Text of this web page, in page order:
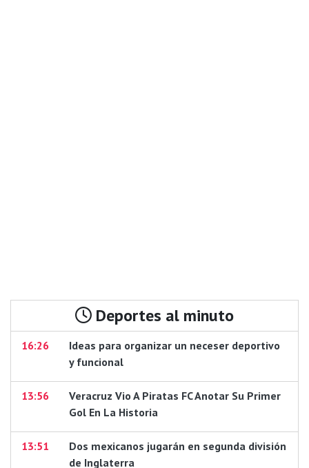
Deportes al minuto
16:26
Ideas para organizar un neceser deportivo
y funcional
13:56
Veracruz Vio A Piratas FC Anotar Su Primer
Gol En La Historia
13:51
Dos mexicanos jugarán en segunda división
de Inglaterra